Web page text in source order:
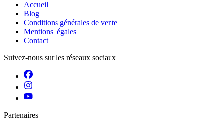
Accueil
Blog
Conditions générales de vente
Mentions légales
Contact
Suivez-nous sur les réseaux sociaux
Partenaires